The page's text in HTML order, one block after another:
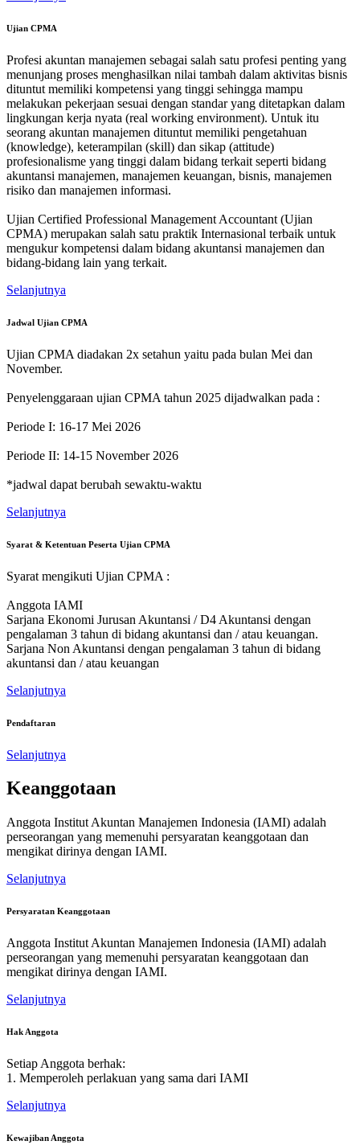
Ujian CPMA
Profesi akuntan manajemen sebagai salah satu profesi penting yang
menunjang proses menghasilkan nilai tambah dalam aktivitas bisnis
dituntut memiliki kompetensi yang tinggi sehingga mampu
melakukan pekerjaan sesuai dengan standar yang ditetapkan dalam
lingkungan kerja nyata (real working environment). Untuk itu
seorang akuntan manajemen dituntut memiliki pengetahuan
(knowledge), keterampilan (skill) dan sikap (attitude)
profesionalisme yang tinggi dalam bidang terkait seperti bidang
akuntansi manajemen, manajemen keuangan, bisnis, manajemen
risiko dan manajemen informasi.
Ujian Certified Professional Management Accountant (Ujian
CPMA) merupakan salah satu praktik Internasional terbaik untuk
mengukur kompetensi dalam bidang akuntansi manajemen dan
bidang-bidang lain yang terkait.
Selanjutnya
Jadwal Ujian CPMA
Ujian CPMA diadakan 2x setahun yaitu pada bulan Mei dan
November.
Penyelenggaraan ujian CPMA tahun 2025 dijadwalkan pada :
Periode I: 16-17 Mei 2026
Periode II: 14-15 November 2026
*jadwal dapat berubah sewaktu-waktu
Selanjutnya
Syarat & Ketentuan Peserta Ujian CPMA
Syarat mengikuti Ujian CPMA :
Anggota IAMI
Sarjana Ekonomi Jurusan Akuntansi / D4 Akuntansi dengan
pengalaman 3 tahun di bidang akuntansi dan / atau keuangan.
Sarjana Non Akuntansi dengan pengalaman 3 tahun di bidang
akuntansi dan / atau keuangan
Selanjutnya
Pendaftaran
Selanjutnya
Keanggotaan
Anggota Institut Akuntan Manajemen Indonesia (IAMI) adalah
perseorangan yang memenuhi persyaratan keanggotaan dan
mengikat dirinya dengan IAMI.
Selanjutnya
Persyaratan Keanggotaan
Anggota Institut Akuntan Manajemen Indonesia (IAMI) adalah
perseorangan yang memenuhi persyaratan keanggotaan dan
mengikat dirinya dengan IAMI.
Selanjutnya
Hak Anggota
Setiap Anggota berhak:
1. Memperoleh perlakuan yang sama dari IAMI
Selanjutnya
Kewajiban Anggota